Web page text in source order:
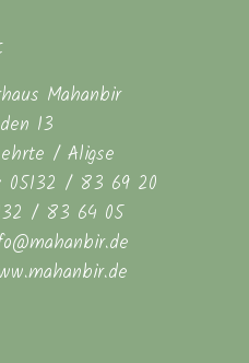
Mahanbir
13
/ Aligse
05132 / 83 69 20
/ 83 64 05